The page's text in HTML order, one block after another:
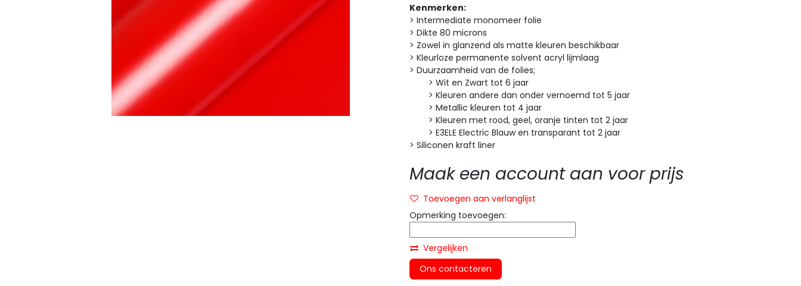
Kenmerken:
> Intermediate monomeer folie
> Dikte 80 microns
> Zowel in glanzend als matte kleuren beschikbaar
> Kleurloze permanente solvent acryl lijmlaag
> Duurzaamheid van de folies;
> Wit en Zwart tot 6 jaar
> Kleuren andere dan onder vernoemd tot 5 jaar
> Metallic kleuren tot 4 jaar
> Kleuren met rood, geel, oranje tinten tot 2 jaar
> E3ELE Electric Blauw en transparant tot 2 jaar
> Siliconen kraft liner
Maak een account aan voor prijs
Toevoegen aan verlanglijst
Opmerking toevoegen:
Vergelijken
Ons contacteren